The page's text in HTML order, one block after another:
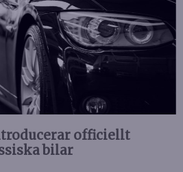
officiellt
bilar